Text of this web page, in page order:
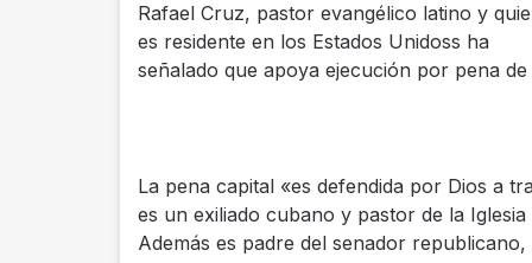
Rafael Cruz, pastor evangélico latino y
es residente en los Estados Unidoss ha
señalado que apoya ejecución por pena
La pena capital «es defendida por Dios a
es un exiliado cubano y pastor de la
Además es padre del senador republicano,